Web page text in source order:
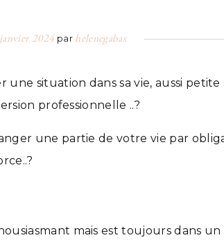
2024 par helenegabas
situation dans sa vie, aussi
professionnelle ..?
une partie de votre vie par
mais est toujours dans